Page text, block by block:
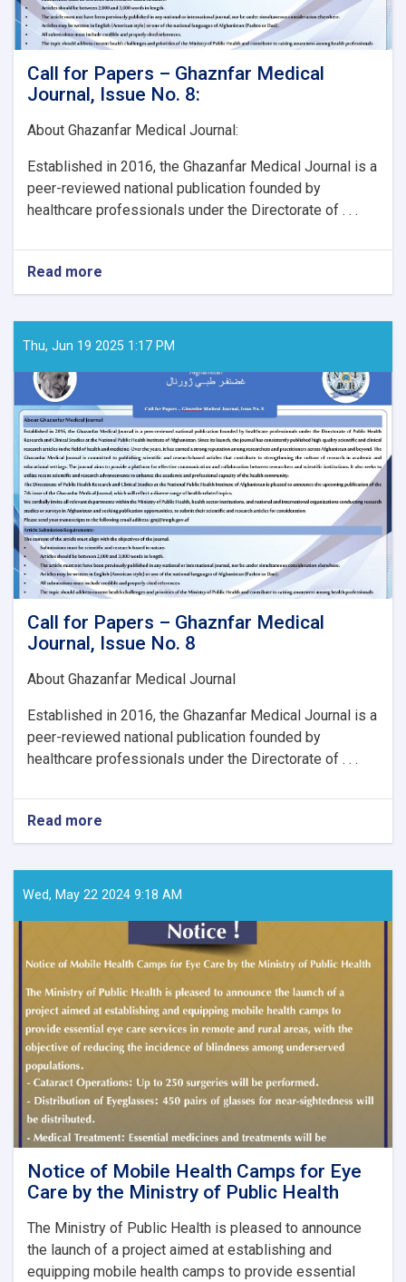
Call for Papers – Ghaznfar Medical
Journal, Issue No. 8:
About Ghazanfar Medical Journal:
Established in 2016, the Ghazanfar Medical Journal is a
peer-reviewed national publication founded by
healthcare professionals under the Directorate of . . .
Read more
Call
Papers
–
Issue
No.
8:
Thu, Jun 19 2025 1:17 PM
Call for Papers – Ghaznfar Medical
Journal, Issue No. 8
About Ghazanfar Medical Journal
Established in 2016, the Ghazanfar Medical Journal is a
peer-reviewed national publication founded by
healthcare professionals under the Directorate of . . .
Read more
Call
Papers
–
Journal,
Issue
No.
Wed, May 22 2024 9:18 AM
Notice of Mobile Health Camps for Eye
Care by the Ministry of Public Health
The Ministry of Public Health is pleased to announce
the launch of a project aimed at establishing and
equipping mobile health camps to provide essential